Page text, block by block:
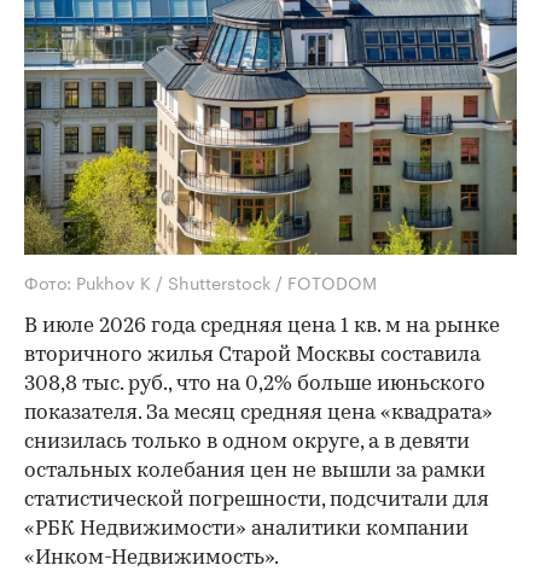
Фото: Pukhov K / Shutterstock / FOTODOM
В июле 2026 года средняя цена 1 кв. м на рынке
вторичного жилья Старой Москвы составила
308,8 тыс. руб., что на 0,2% больше июньского
показателя. За месяц средняя цена «квадрата»
снизилась только в одном округе, а в девяти
остальных колебания цен не вышли за рамки
статистической погрешности, подсчитали для
«РБК Недвижимости» аналитики компании
«Инком-Недвижимость».